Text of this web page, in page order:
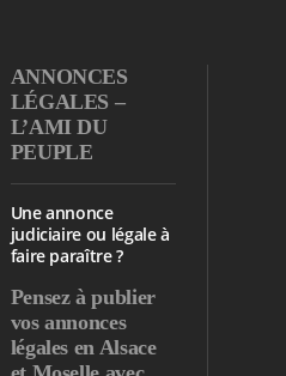
ANNONCES
LÉGALES –
L’AMI DU
PEUPLE
Une annonce
judiciaire ou légale à
faire paraître ?
Pensez à publier
vos annonces
légales en Alsace